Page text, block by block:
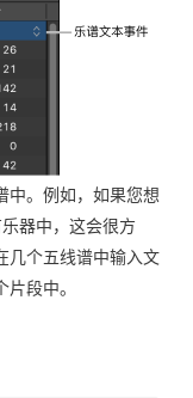
中。例如，如果您想
器中，这会很方
几个五线谱中输入文
段中。